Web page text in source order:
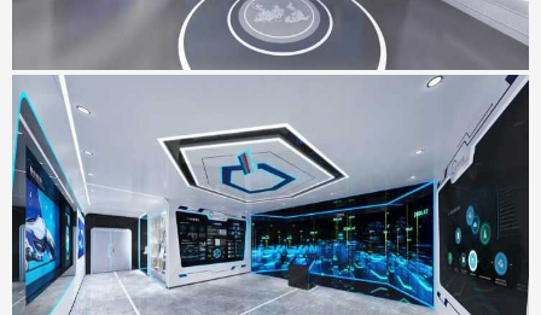
SMVIC智能体验厅
地点：上海市